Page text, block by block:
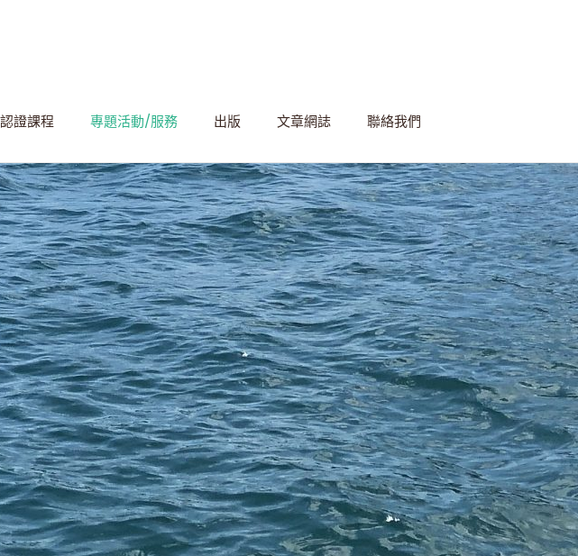
認證課程 專題活動/服務 出版 文章網誌 聯絡我們